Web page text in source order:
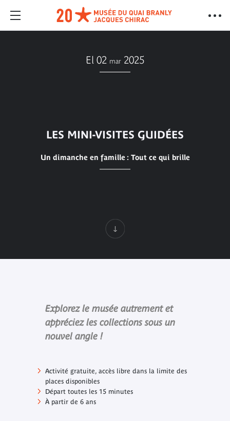
El 02 mar 2025
LES MINI-VISITES GUIDÉES
Un dimanche en famille : Tout ce qui brille
Explorez le musée autrement et
appréciez les collections sous un
nouvel angle !
Activité gratuite, accès libre dans la limite des
places disponibles
Départ toutes les 15 minutes
À partir de 6 ans